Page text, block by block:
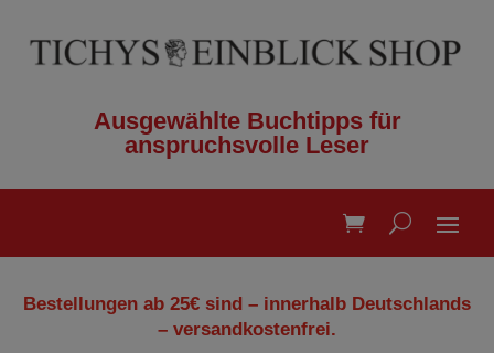
Ausgewählte Buchtipps für
anspruchsvolle Leser
Bestellungen ab 25€ sind – innerhalb Deutschlands
– versandkostenfrei.